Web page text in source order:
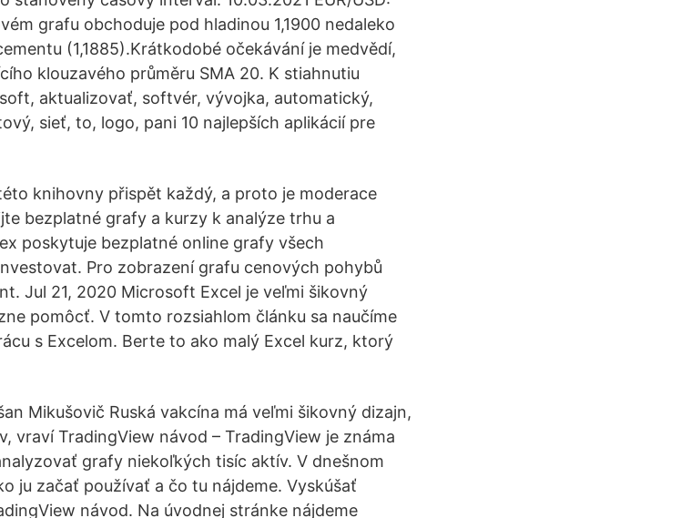
grafu obchoduje pod hladinou 1,1900 nedaleko
(1,1885).Krátkodobé očekávání je medvědí,
klouzavého průměru SMA 20. K stiahnutiu
aktualizovať, softvér, vývojka, automatický,
sieť, to, logo, pani 10 najlepších aplikácií pre
knihovny přispět každý, a proto je moderace
bezplatné grafy a kurzy k analýze trhu a
poskytuje bezplatné online grafy všech
Pro zobrazení grafu cenových pohybů
Jul 21, 2020 Microsoft Excel je veľmi šikovný
pomôcť. V tomto rozsiahlom článku sa naučíme
s Excelom. Berte to ako malý Excel kurz, ktorý
Mikušovič Ruská vakcína má veľmi šikovný dizajn,
vraví TradingView návod – TradingView je známa
grafy niekoľkých tisíc aktív. V dnešnom
ju začať používať a čo tu nájdeme. Vyskúšať
návod. Na úvodnej stránke nájdeme